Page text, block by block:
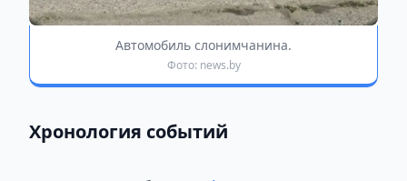
Автомобиль слонимчанина.
Фото: news.by
Хронология событий